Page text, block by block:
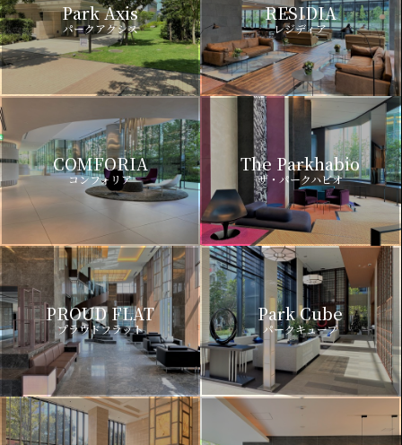
Park Axis
パークアクシス
RESIDIA
レジディア
COMFORIA
コンフォリア
The Parkhabio
ザ・パークハビオ
PROUD FLAT
プラウドフラット
Park Cube
パークキューブ